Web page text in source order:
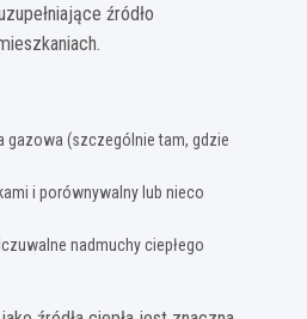
źródło
gazowa (szczególnie tam, gdzie
i porównywalny lub nieco
nadmuchy ciepłego